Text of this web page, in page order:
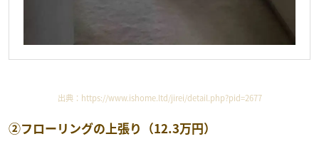
出典： https://www.ishome.ltd/jirei/detail.php?pid=2677
②フローリングの上張り（12.3万円）